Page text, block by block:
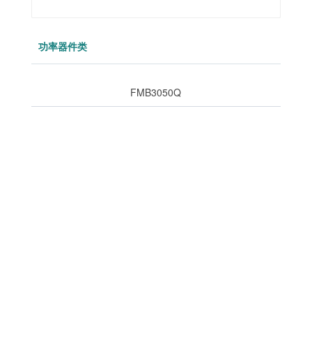
功率器件类
FMB3050Q